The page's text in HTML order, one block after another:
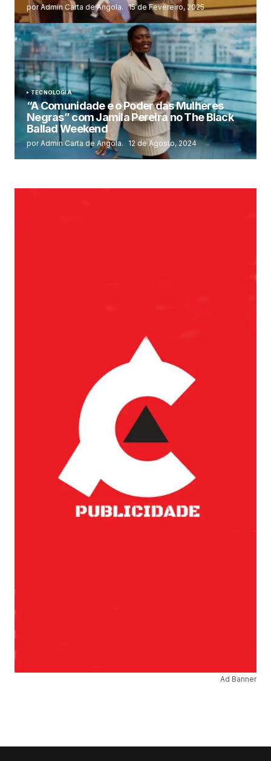
por Admin Carta de Angola. 15 de Fevereiro, 2025
TECNOLOGIA
“A Comunidade e o Poder das Mulheres
Negras” com Jamila Pereira no The Black
Ballad Weekend
por Admin Carta de Angola. 12 de Agosto, 2024
Ad Banner